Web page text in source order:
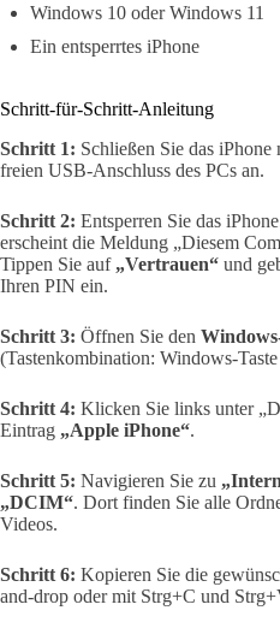
Windows 10 oder Windows 11
Ein entsperrtes iPhone
Schritt-für-Schritt-Anleitung
Schritt 1: Schließen Sie das
freien USB-Anschluss des PCs an.
Schritt 2: Entsperren Sie das
erscheint die Meldung „Diesem
Tippen Sie auf „Vertrauen“ und
Ihren PIN ein.
Schritt 3: Öffnen Sie den
(Tastenkombination: Windows-
Schritt 4: Klicken Sie links unter
Eintrag „Apple iPhone“.
Schritt 5: Navigieren Sie zu
„DCIM“. Dort finden Sie alle
Videos.
Schritt 6: Kopieren Sie die
and-drop oder mit Strg+C und